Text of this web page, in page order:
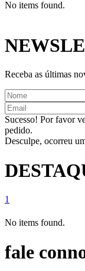
No items found.
Receba as últimas
Sucesso! Por favor
pedido.
Desculpe, ocorreu
1
No items found.
fale